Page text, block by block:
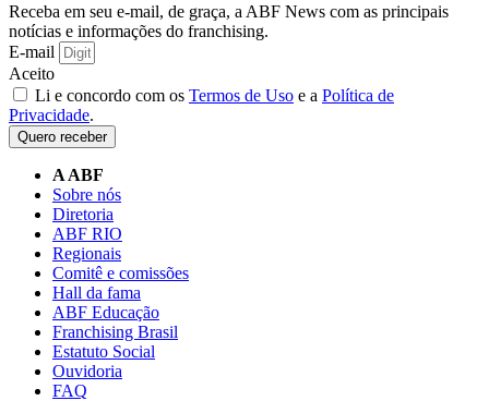
Receba em seu e-mail, de graça, a ABF News com as principais
notícias e informações do franchising.
E-mail
Aceito
Li e concordo com os Termos de Uso e a Política de
Privacidade.
Quero receber
A ABF
Sobre nós
Diretoria
ABF RIO
Regionais
Comitê e comissões
Hall da fama
ABF Educação
Franchising Brasil
Estatuto Social
Ouvidoria
FAQ